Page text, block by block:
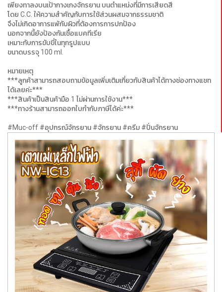
เพียงทาลงบนเป้ากางเกงจักรยาน บนตำแหน่งที่มีการเสียดสี
โดย C.C. ให้ความสำคัญกับการใช้ส่วนผสมจากธรรมชาติ
จึงไม่เกิดอาการแพ้กับผิวที่ต้องการการปกป้อง
นอกจากนี้ยังป้องกันเชื้อแบคทีเรีย
เหมาะกับการขับขี่ในทุกรูปแบบ
ขนาดบรรจุ 100 ml.
หมายเหตุ
***ลูกค้าสามารถสอบถามข้อมูลเพิ่มเติมเกี่ยวกับสินค้าได้ทางช่องทางแชท
ได้เลยค่ะ***
***สินค้าเป็นสินค้ามือ 1 ไม่ผ่านการใช้งาน***
***ทางร้านสามารถออกใบกำกับภาษีได้ค่ะ***
#Muc-off #อุปกรณ์จักรยาน #จักรยาน #ครีม #ปั่นจักรยาน